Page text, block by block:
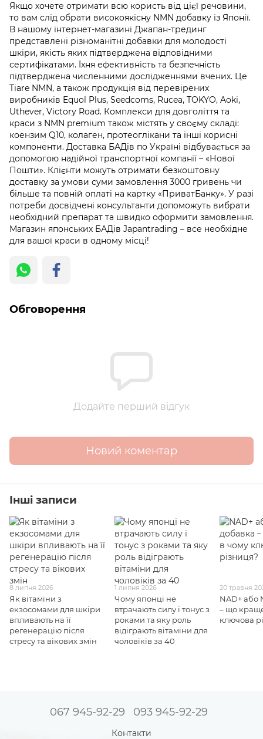
Якщо хочете отримати всю користь від цієї речовини,
то вам слід обрати високоякісну NMN добавку із Японії.
В нашому інтернет-магазині Джапан-трединг
представлені різноманітні добавки для молодості
шкіри, якість яких підтверджена відповідними
сертифікатами. Їхня ефективність та безпечність
підтверджена численними дослідженнями вчених. Це
Tiare NMN, а також продукція від перевірених
виробників Equol Plus, Seedcoms, Rucea, TOKYO, Aoki,
Uthever, Victory Road. Комплекси для довголіття та
краси з NMN premium також містять у своєму складі:
коензим Q10, колаген, протеоглікани та інші корисні
компоненти. Доставка БАДів по Україні відбувається за
допомогою надійної транспортної компанії – «Нової
Пошти». Клієнти можуть отримати безкоштовну
доставку за умови суми замовлення 3000 гривень чи
більше та повній оплаті на картку «ПриватБанку». У разі
потреби досвідчені консультанти допоможуть вибрати
необхідний препарат та швидко оформити замовлення.
Магазин японських БАДів Japantrading – все необхідне
для вашої краси в одному місці!
Обговорення
Додайте перший відгук
Новий коментар
Інші записи
8 липня 2026
Як вітаміни з
екзосомами для шкіри
впливають на її
регенерацію після
стресу та вікових змін
1 липня 2026
Чому японці не
втрачають силу і тонус з
роками та яку роль
відіграють вітаміни для
чоловіків за 40
20 травня
NAD+ або
– що
ключова
067 945-92-29 093 945-92-29
Контакти